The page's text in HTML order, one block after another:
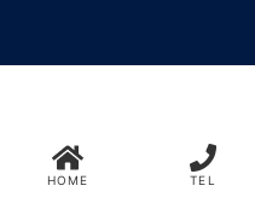
HOME TEL